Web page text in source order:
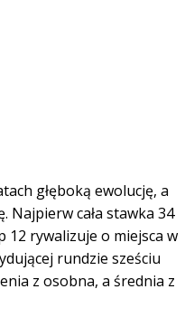
głęboką ewolucję, a
Najpierw cała stawka 34
12 rywalizuje o miejsca w
rundzie sześciu
z osobna, a średnia z